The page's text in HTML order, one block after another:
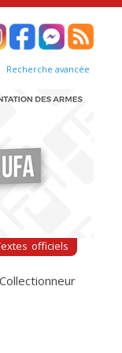
Recherche avancée
officiels